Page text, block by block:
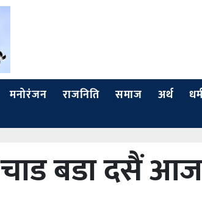
मनोरंजन राजनिति समाज अर्थ
बडा दसैं